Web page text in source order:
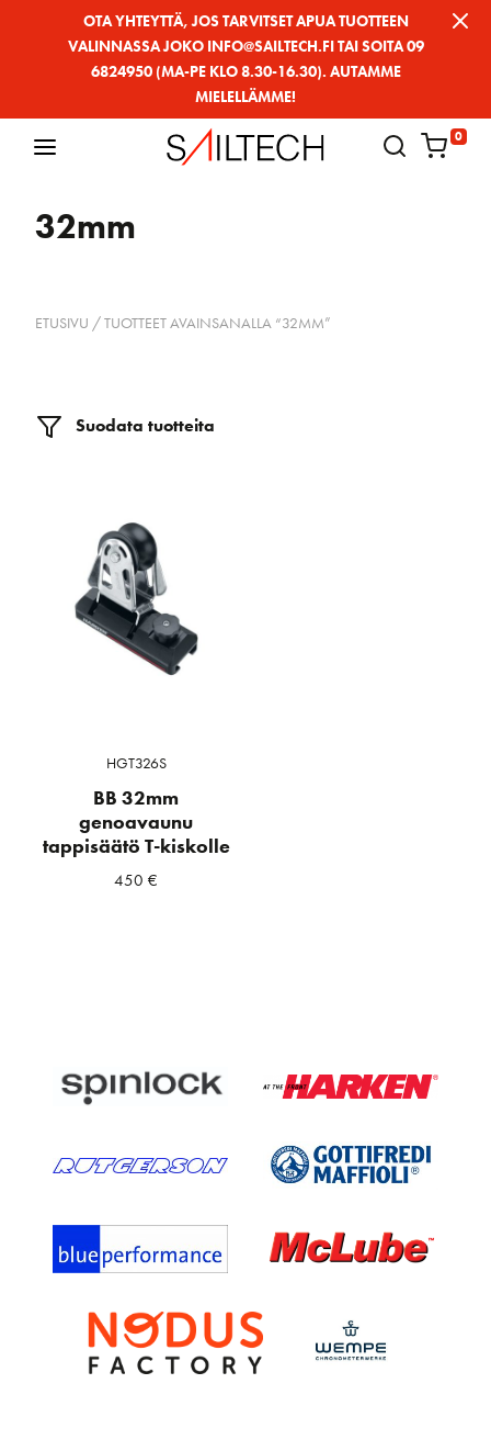
OTA YHTEYTTÄ, JOS TARVITSET APUA TUOTTEEN
VALINNASSA JOKO INFO@SAILTECH.FI TAI SOITA 09
6824950 (MA-PE KLO 8.30-16.30). AUTAMME
MIELELLÄMME!
0
32mm
ETUSIVU / TUOTTEET AVAINSANALLA “32MM”
Suodata tuotteita
HGT326S
BB 32mm
genoavaunu
tappisäätö T-kiskolle
450€